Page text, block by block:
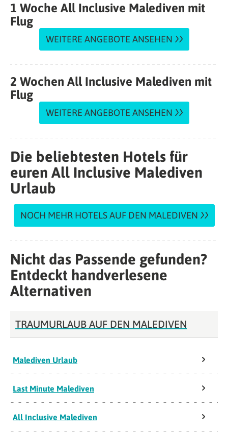
1 Woche All Inclusive Malediven mit
Flug
WEITERE ANGEBOTE ANSEHEN
2 Wochen All Inclusive Malediven mit
Flug
WEITERE ANGEBOTE ANSEHEN
Die beliebtesten Hotels für
euren All Inclusive Malediven
Urlaub
NOCH MEHR HOTELS AUF DEN MALEDIVEN
Nicht das Passende gefunden?
Entdeckt handverlesene
Alternativen
TRAUMURLAUB AUF DEN MALEDIVEN
Malediven Urlaub
Last Minute Malediven
All Inclusive Malediven